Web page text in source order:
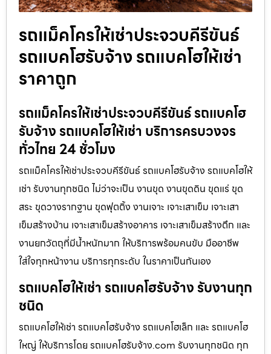
รถแม็คโครให้เช่าประจวบคีรีขันธ์
รถแบคโฮรับจ้าง รถแบคโฮให้เช่า
ราคาถูก
รถแม็คโครให้เช่าประจวบคีรีขันธ์ รถแบคโฮ
รับจ้าง รถแบคโฮให้เช่า บริการครบวงจร
ทั่วไทย 24 ชั่วโมง
รถแม็คโครให้เช่าประจวบคีรีขันธ์ รถแบคโฮรับจ้าง รถแบคโฮให้
เช่า รับงานทุกชนิด ไม่ว่าจะเป็น งานขุด งานขุดดิน ขุดแร่ ขุด
สระ ขุดวางรากฐาน ขุดฟุตติ้ง งานเจาะ เจาะเสาเข็ม เจาะเสา
เข็มสร้างบ้าน เจาะเสาเข็มสร้างอาคาร เจาะเสาเข็มสร้างตึก และ
งานยกวัตถุที่มีน้ำหนักมาก ให้บริการพร้อมคนขับ มืออาชีพ
ใส่ใจทุกหน้างาน บริการทุกระดับ ในราคาเป็นกันเอง
รถแบคโฮให้เช่า รถแบคโฮรับจ้าง รับงานทุก
ชนิด
รถแบคโฮให้เช่า รถแบคโฮรับจ้าง รถแบคโฮเล็ก และ รถแบคโฮ
ใหญ่ ให้บริการโดย รถแบคโฮรับจ้าง.com รับงานทุกชนิด ทุก